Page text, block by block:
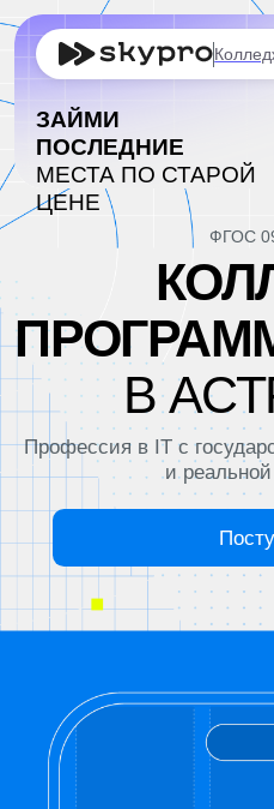
ПОСЛЕДНИЕ
МЕСТА ПО СТАРОЙ
ЦЕНЕ
Колледж
ФГОС 09.02.07
Профессия в IT с
и реальной
В
Поступить